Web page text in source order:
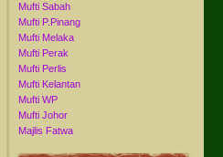
Mufti Sabah
Mufti P.Pinang
Mufti Melaka
Mufti Perak
Mufti Perlis
Mufti Kelantan
Mufti WP
Mufti Johor
Majlis Fatwa